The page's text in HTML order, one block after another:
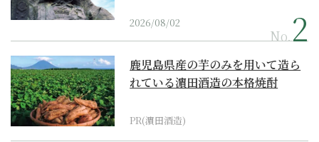
2026/08/02
No.
鹿児島県産の芋のみを用いて造ら
れている濵田酒造の本格焼酎
PR(濵田酒造)